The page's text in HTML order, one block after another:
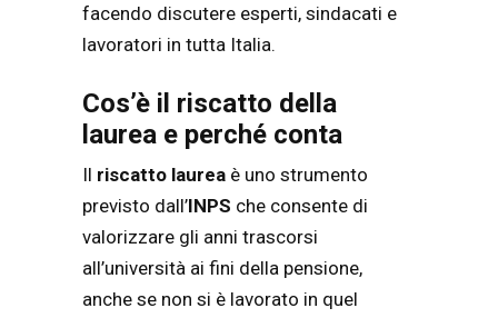
facendo discutere esperti, sindacati e
lavoratori in tutta Italia.
Cos’è il riscatto della
laurea e perché conta
Il riscatto laurea è uno strumento
previsto dall’INPS che consente di
valorizzare gli anni trascorsi
all’università ai fini della pensione,
anche se non si è lavorato in quel